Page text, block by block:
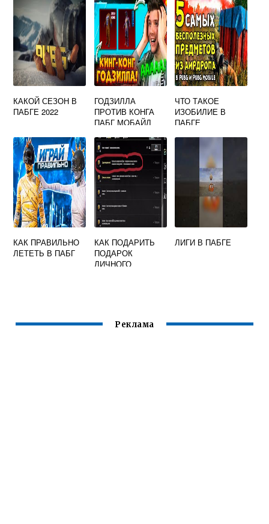
КАКОЙ СЕЗОН В
ПАБГЕ 2022
ГОДЗИЛЛА
ПРОТИВ КОНГА
ПАБГ МОБАЙЛ
ЧТО ТАКОЕ
ИЗОБИЛИЕ В
ПАБГЕ
КАК ПРАВИЛЬНО
ЛЕТЕТЬ В ПАБГ
КАК ПОДАРИТЬ
ПОДАРОК
ЛИЧНОГО
ЛИГИ В ПАБГЕ
Реклама